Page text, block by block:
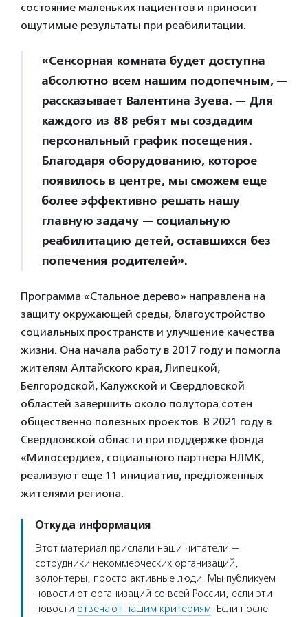
состояние маленьких пациентов и приносит
ощутимые результаты при реабилитации.
«Сенсорная комната будет доступна
абсолютно всем нашим подопечным, —
рассказывает Валентина Зуева. — Для
каждого из 88 ребят мы создадим
персональный график посещения.
Благодаря оборудованию, которое
появилось в центре, мы сможем еще
более эффективно решать нашу
главную задачу — социальную
реабилитацию детей, оставшихся без
попечения родителей».
Программа «Стальное дерево» направлена на
защиту окружающей среды, благоустройство
социальных пространств и улучшение качества
жизни. Она начала работу в 2017 году и помогла
жителям Алтайского края, Липецкой,
Белгородской, Калужской и Свердловской
областей завершить около полутора сотен
общественно полезных проектов. В 2021 году в
Свердловской области при поддержке фонда
«Милосердие», социального партнера НЛМК,
реализуют еще 11 инициатив, предложенных
жителями региона.
Откуда информация
Этот материал прислали наши читатели —
сотрудники некоммерческих организаций,
волонтеры, просто активные люди. Мы публикуем
новости от организаций со всей России, если эти
новости отвечают нашим критериям. Если после